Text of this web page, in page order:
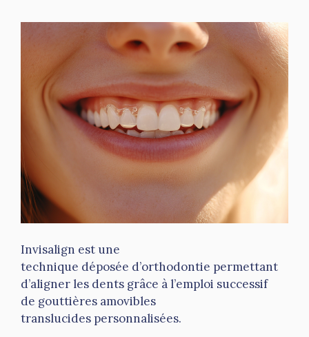
Invisalign est une
technique déposée d’orthodontie permettant
d’aligner les dents grâce à l’emploi successif
de gouttières amovibles
translucides personnalisées.